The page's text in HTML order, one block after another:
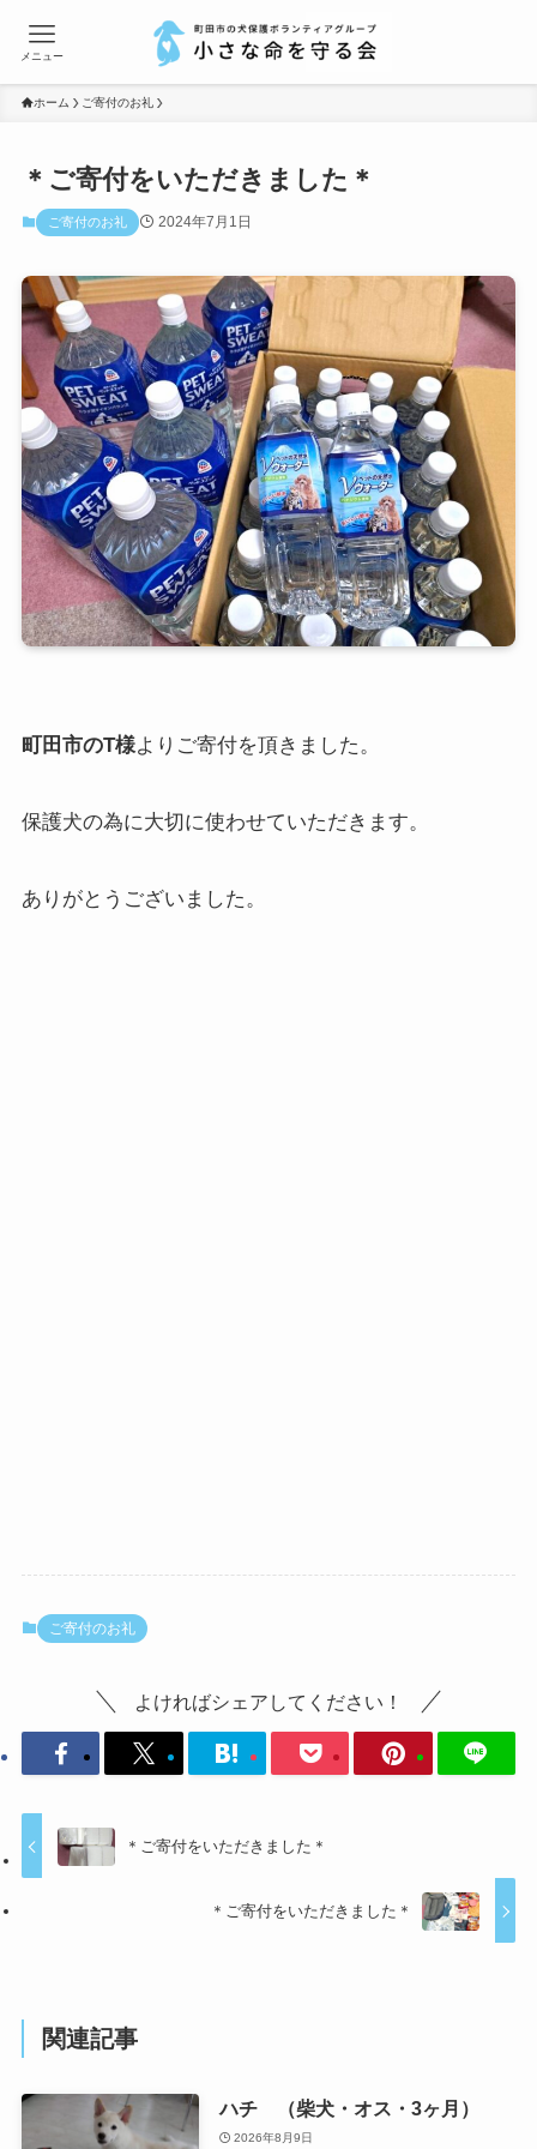
メニュー
ホーム ご寄付のお礼
＊ご寄付をいただきました＊
ご寄付のお礼 2024年7月1日
町田市のT様よりご寄付を頂きました。
保護犬の為に大切に使わせていただきます。
ありがとうございました。
ご寄付のお礼
よければシェアしてください！
＊ご寄付をいただきました＊
＊ご寄付をいただきました＊
関連記事
ハチ （柴犬・オス・3ヶ月）
2026年8月9日